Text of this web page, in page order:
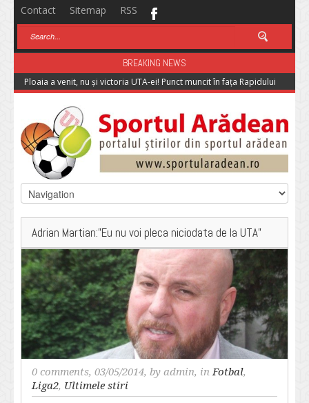
Contact Sitemap RSS
BREAKING NEWS
Ploaia a venit, nu și victoria UTA-ei! Punct muncit în fața Rapidului
Adrian Martian:”Eu nu voi pleca niciodata de la UTA”
0 comments, 03/05/2014, by admin, inFotbal,
Liga2, Ultimele stiri